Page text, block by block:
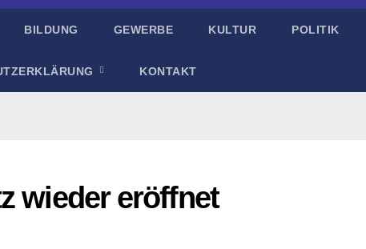
BILDUNG GEWERBE KULTUR POLITIK
KONTAKT
wieder eröffnet